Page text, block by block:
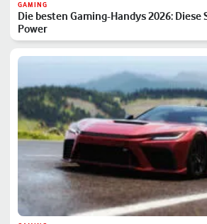
GAMING
Die besten Gaming-Handys 2026:
Power